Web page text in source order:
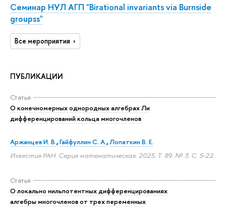
Семинар НУЛ АГП "Birational invariants via Burnside
groupss"
Все мероприятия
ПУБЛИКАЦИИ
Статья
О конечномерных однородных алгебрах Ли
дифференцирований кольца многочленов
Аржанцев И. В.,Гайфуллин С. А.,Лопаткин В. Е.
Известия РАН. Серия математическая. 2025. Т. 89. № 3. С. 5-22.
Статья
О локально нильпотентных дифференцированиях
алгебры многочленов от трех переменных